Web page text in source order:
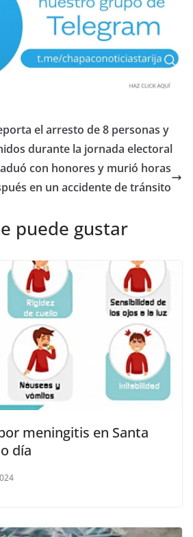
el arresto de 8 personas y
durante la jornada electoral
con honores y murió horas
en un accidente de tránsito
puede gustar
meningitis en Santa
día